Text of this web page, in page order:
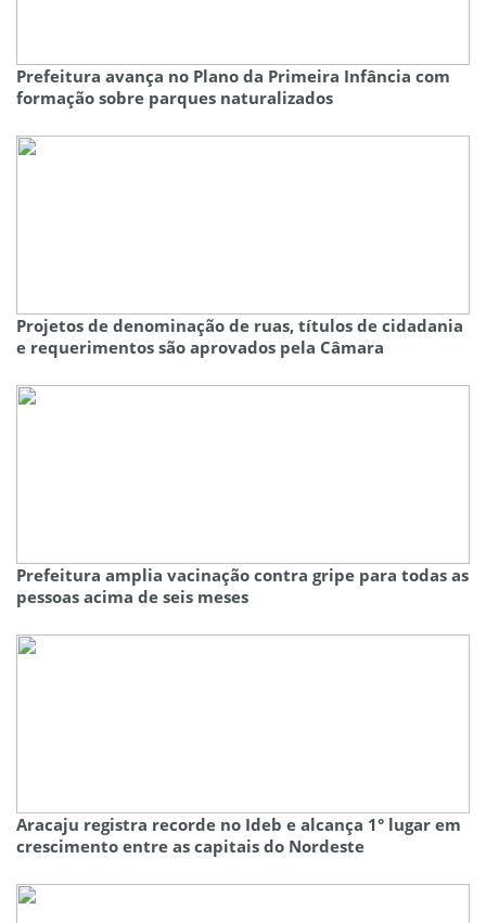
Prefeitura avança no Plano da Primeira Infância com
formação sobre parques naturalizados
Projetos de denominação de ruas, títulos de cidadania
e requerimentos são aprovados pela Câmara
Prefeitura amplia vacinação contra gripe para todas as
pessoas acima de seis meses
Aracaju registra recorde no Ideb e alcança 1° lugar em
crescimento entre as capitais do Nordeste